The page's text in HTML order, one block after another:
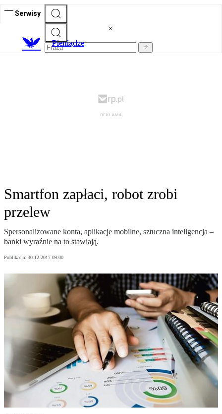
Serwisy
Pieniądze
Smartfon zapłaci, robot zrobi
przelew
Spersonalizowane konta, aplikacje mobilne, sztuczna inteligencja –
banki wyraźnie na to stawiają.
Publikacja: 30.12.2017 09:00